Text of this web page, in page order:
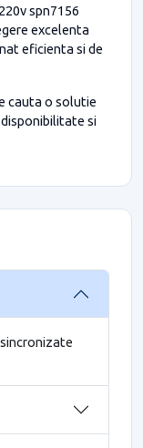
spn7156
excelenta
eficienta si de
cauta o solutie
si